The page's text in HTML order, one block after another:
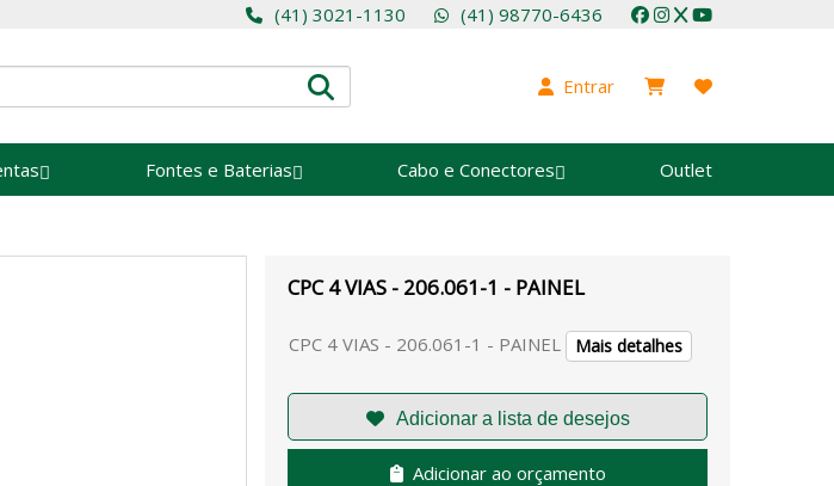
(41) 3021-1130 (41) 98770-6436
Entrar
Fontes e Baterias Cabo e Conectores Outlet
CPC 4 VIAS - 206.061-1 - PAINEL
CPC 4 VIAS - 206.061-1 - PAINEL Mais detalhes
Adicionar ao orçamento